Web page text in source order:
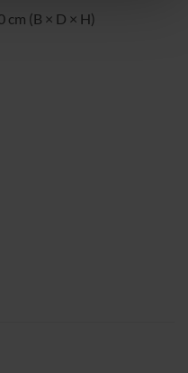
(B × D × H)